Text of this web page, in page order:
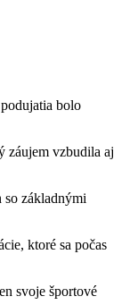
bolo
záujem vzbudila aj
so základnými
ktoré sa počas
svoje športové